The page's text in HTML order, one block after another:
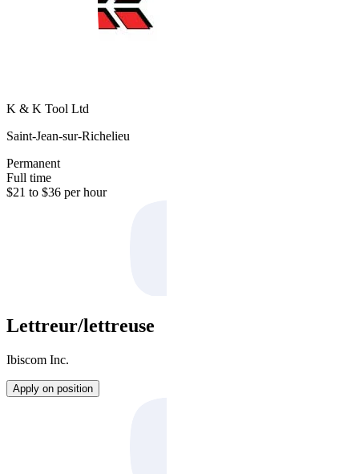
K & K Tool Ltd
Saint-Jean-sur-Richelieu
Permanent
Full time
$21 to $36 per hour
Lettreur/lettreuse
Ibiscom Inc.
Apply on position